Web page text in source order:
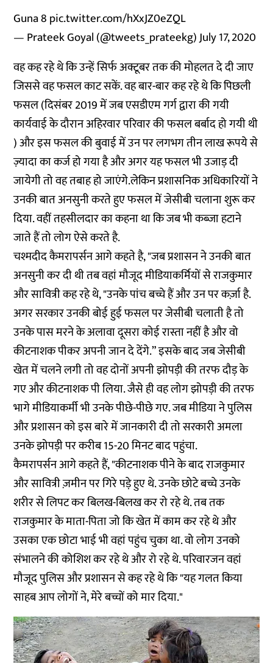
Guna 8pic.twitter.com/hXxJZ0eZQL
— Prateek Goyal (@tweets_prateekg)July 17, 2020
वह कह रहे थे कि उन्हें सिर्फ अक्टूबर तक की मोहलत दे दी जाए
जिससे वह फसल काट सकें. वह बार-बार कह रहे थे कि पिछली
फसल (दिसंबर 2019 में जब एसडीएम गर्ग द्वारा की गयी
कार्यवाई के दौरान अहिरवार परिवार की फसल बर्बाद हो गयी थी
) और इस फसल की बुवाई में उन पर लगभग तीन लाख रूपये से
ज़्यादा का कर्ज हो गया है और अगर यह फसल भी उजाड़ दी
जायेगी तो वह तबाह हो जाएंगे.लेकिन प्रशासनिक अधिकारियों ने
उनकी बात अनसुनी करते हुए फसल में जेसीबी चलाना शुरू कर
दिया. वहीं तहसीलदार का कहना था कि जब भी कब्जा हटाने
जाते हैं तो लोग ऐसे करते है.
चश्मदीद कैमरापर्सन आगे कहते है, "जब प्रशासन ने उनकी बात
अनसुनी कर दी थी तब वहां मौजूद मीडियाकर्मियों से राजकुमार
और सावित्री कह रहे थे, "उनके पांच बच्चे हैं और उन पर कर्ज़ा है.
अगर सरकार उनकी बोई हुई फसल पर जेसीबी चलाती है तो
उनके पास मरने के अलावा दूसरा कोई रास्ता नहीं है और वो
कीटनाशक पीकर अपनी जान दे देंगे.” इसके बाद जब जेसीबी
खेत में चलने लगी तो वह दोनों अपनी झोपड़ी की तरफ दौड़ के
गए और कीटनाशक पी लिया. जैसे ही वह लोग झोपड़ी की तरफ
भागे मीडियाकर्मी भी उनके पीछे-पीछे गए. जब मीडिया ने पुलिस
और प्रशासन को इस बारे में जानकारी दी तो सरकारी अमला
उनके झोपड़ी पर करीब 15-20 मिनट बाद पहुंचा.
कैमरापर्सन आगे कहते हैं, "कीटनाशक पीने के बाद राजकुमार
और सावित्री ज़मीन पर गिरे पड़े हुए थे. उनके छोटे बच्चे उनके
शरीर से लिपट कर बिलख-बिलख कर रो रहे थे. तब तक
राजकुमार के माता-पिता जो कि खेत में काम कर रहे थे और
उसका एक छोटा भाई भी वहां पहुंच चुका था. वो लोग उनको
संभालने की कोशिश कर रहे थे और रो रहे थे. परिवारजन वहां
मौजूद पुलिस और प्रशासन से कह रहे थे कि "यह गलत किया
साहब आप लोगों ने, मेरे बच्चों को मार दिया."